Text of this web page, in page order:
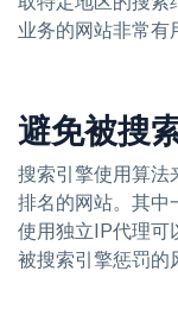
业务的网站非常有
避免被搜
搜索引擎使用算法
排名的网站。其中
使用独立IP代理可
被搜索引擎惩罚的